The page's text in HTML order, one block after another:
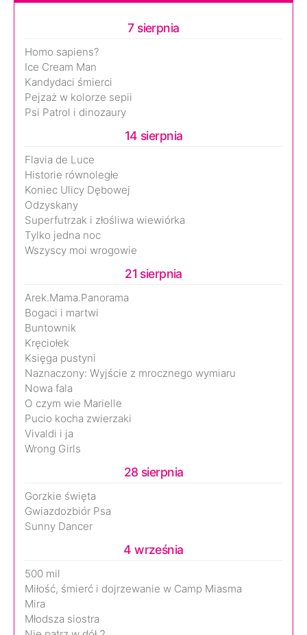
7 sierpnia
Homo sapiens?
Ice Cream Man
Kandydaci śmierci
Pejzaż w kolorze sepii
Psi Patrol i dinozaury
14 sierpnia
Flavia de Luce
Historie równoległe
Koniec Ulicy Dębowej
Odzyskany
Superfutrzak i złośliwa wiewiórka
Tylko jedna noc
Wszyscy moi wrogowie
21 sierpnia
Arek.Mama.Panorama
Bogaci i martwi
Buntownik
Kręciołek
Księga pustyni
Naznaczony: Wyjście z mrocznego wymiaru
Nowa fala
O czym wie Marielle
Pucio kocha zwierzaki
Vivaldi i ja
Wrong Girls
28 sierpnia
Gorzkie święta
Gwiazdozbiór Psa
Sunny Dancer
4 września
500 mil
Miłość, śmierć i dojrzewanie w Camp Miasma
Mira
Młodsza siostra